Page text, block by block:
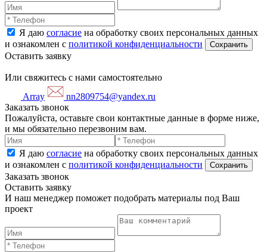
Я даю согласие на обработку своих персональных данных
и ознакомлен с политикой конфиденциальности
Оставить заявку
Или свяжитесь с нами самостоятельно
Array
nn2809754@yandex.ru
Заказать звонок
Пожалуйста, оставьте свои контактные данные в форме ниже,
и мы обязательно перезвоним вам.
Я даю согласие на обработку своих персональных данных
и ознакомлен с политикой конфиденциальности
Заказать звонок
Оставить заявку
И наш менеджер поможет подобрать материалы под Ваш
проект